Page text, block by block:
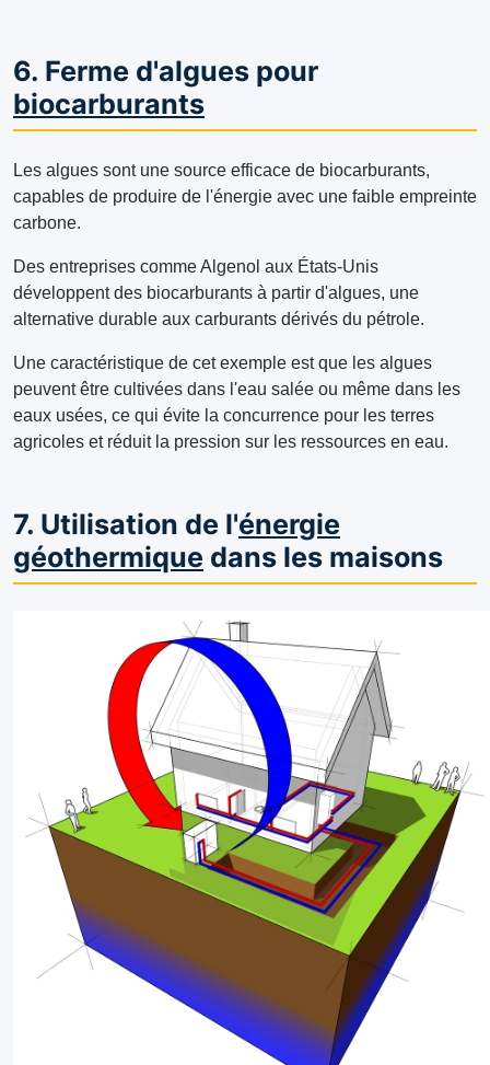
6. Ferme d'algues pour
biocarburants
Les algues sont une source efficace de biocarburants,
capables de produire de l'énergie avec une faible empreinte
carbone.
Des entreprises comme Algenol aux États-Unis
développent des biocarburants à partir d'algues, une
alternative durable aux carburants dérivés du pétrole.
Une caractéristique de cet exemple est que les algues
peuvent être cultivées dans l'eau salée ou même dans les
eaux usées, ce qui évite la concurrence pour les terres
agricoles et réduit la pression sur les ressources en eau.
7. Utilisation de l'énergie
géothermique dans les maisons